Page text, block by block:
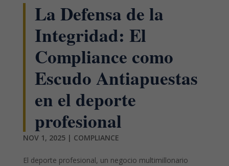
La Defensa de la
Integridad: El
Compliance como
Escudo Antiapuestas
en el deporte
profesional
NOV 1, 2025| COMPLIANCE
El deporte profesional, un negocio multimillonario